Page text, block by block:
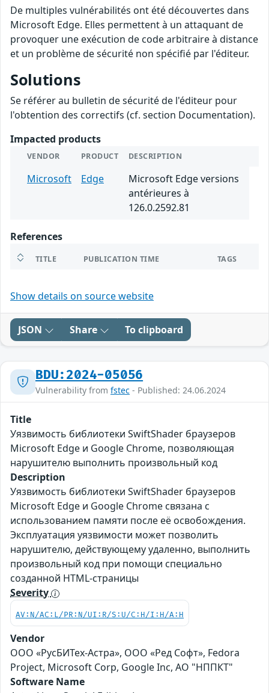
De multiples vulnérabilités ont été découvertes dans
Microsoft Edge. Elles permettent à un attaquant de
provoquer une exécution de code arbitraire à distance
et un problème de sécurité non spécifié par l'éditeur.
Solutions
Se référer au bulletin de sécurité de l'éditeur pour
l'obtention des correctifs (cf. section Documentation).
Impacted products
VENDOR PRODUCT DESCRIPTION
Microsoft Edge
Microsoft Edge versions
antérieures à
126.0.2592.81
References
TITLE PUBLICATION TIME TAGS
Show details on source website
JSON Share To clipboard
BDU:2024-05056
Vulnerability from fstec - Published: 24.06.2024
Title
Уязвимость библиотеки SwiftShader браузеров
Microsoft Edge и Google Chrome, позволяющая
нарушителю выполнить произвольный код
Description
Уязвимость библиотеки SwiftShader браузеров
Microsoft Edge и Google Chrome связана с
использованием памяти после её освобождения.
Эксплуатация уязвимости может позволить
нарушителю, действующему удаленно, выполнить
произвольный код при помощи специально
созданной HTML-страницы
Severity
AV:N/AC:L/PR:N/UI:R/S:U/C:H/I:H/A:H
Vendor
ООО «РусБИТех-Астра», ООО «Ред Софт», Fedora
Project, Microsoft Corp, Google Inc, АО "НППКТ"
Software Name